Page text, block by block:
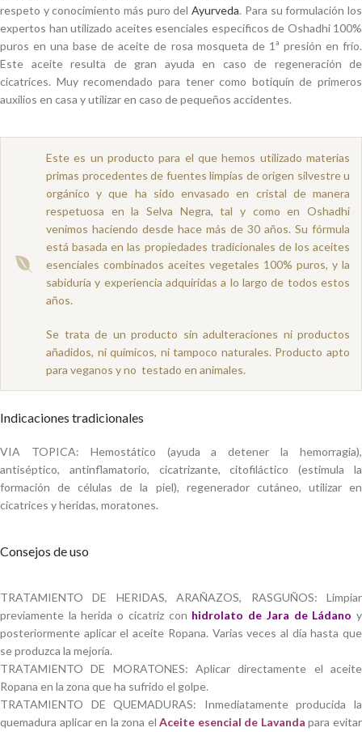
respeto y conocimiento más puro delAyurveda. Para su formulación los
expertos han utilizado aceites esenciales específicos de Oshadhi 100%
puros en una base de aceite de rosa mosqueta de 1ª presión en frío.
Este aceite resulta de gran ayuda en caso de regeneración de
cicatrices. Muy recomendado para tener como botiquín de primeros
auxilios en casa y utilizar en caso de pequeños accidentes.
Este es un producto para el que hemos utilizado materias
primas procedentes de fuentes limpias de origen silvestre u
orgánico y que ha sido envasado en cristal de manera
respetuosa en la Selva Negra, tal y como en Oshadhi
venimos haciendo desde hace más de 30 años. Su fórmula
está basada en las propiedades tradicionales de los aceites
esenciales combinados aceites vegetales 100% puros, y la
sabiduría y experiencia adquiridas a lo largo de todos estos
años.
Se trata de un producto sin adulteraciones ni productos
añadidos, ni químicos, ni tampoco naturales. Producto apto
para veganos y no testado en animales.
Indicaciones tradicionales
VIA TOPICA: Hemostático (ayuda a detener la hemorragia),
antiséptico, antinflamatorio, cicatrizante, citofiláctico (estimula la
formación de células de la piel), regenerador cutáneo, utilizar en
cicatrices y heridas, moratones.
Consejos de uso
TRATAMIENTO DE HERIDAS, ARAÑAZOS, RASGUÑOS: Limpiar
previamente la herida o cicatriz con hidrolato de Jara de Ládano y
posteriormente aplicar el aceite Ropana. Varias veces al día hasta que
se produzca la mejoría.
TRATAMIENTO DE MORATONES: Aplicar directamente el aceite
Ropana en la zona que ha sufrido el golpe.
TRATAMIENTO DE QUEMADURAS: Inmediatamente producida la
quemadura aplicar en la zona elAceite esencial de Lavanda para evitar